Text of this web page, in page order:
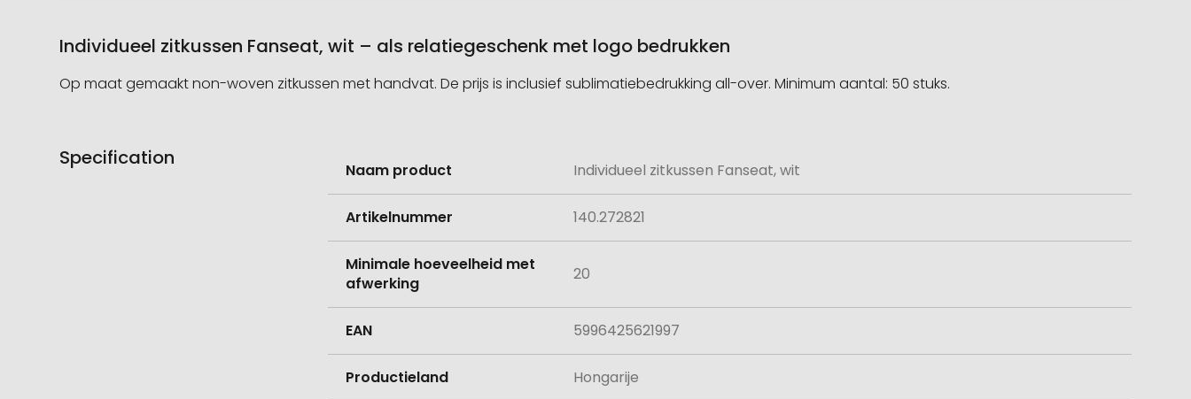
Individueel zitkussen Fanseat, wit – als relatiegeschenk met logo bedrukken
Op maat gemaakt non-woven zitkussen met handvat. De prijs is inclusief sublimatiebedrukking all-over. Minimum aantal: 50 stuks.
Specification
informatie
Naam product Individueel zitkussen Fanseat, wit
Artikelnummer 140.272821
Minimale hoeveelheid met
afwerking
20
EAN 5996425621997
Productieland Hongarije